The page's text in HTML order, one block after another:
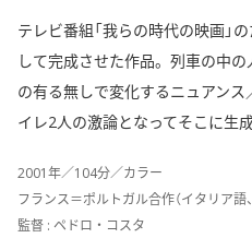
テレビ番組「我らの時代の映画」
して完成させた作品。列車の中
の有る無しで変化するニュアン
イレ2人の激論となってそこに生
2001年／104分／カラー
フランス＝ポルトガル合作（イタリア語
監督 : ペドロ・コスタ